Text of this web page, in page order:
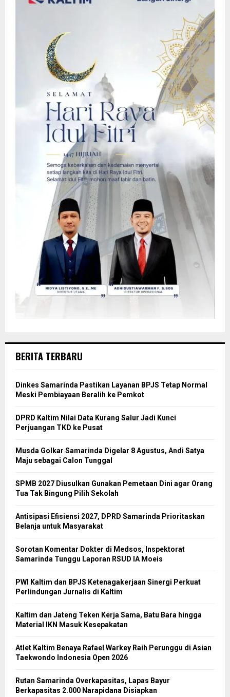
BERITA TERBARU
Dinkes Samarinda Pastikan Layanan BPJS Tetap Normal
Meski Pembiayaan Beralih ke Pemkot
DPRD Kaltim Nilai Data Kurang Salur Jadi Kunci
Perjuangan TKD ke Pusat
Musda Golkar Samarinda Digelar 8 Agustus, Andi Satya
Maju sebagai Calon Tunggal
SPMB 2027 Diusulkan Gunakan Pemetaan Dini agar Orang
Tua Tak Bingung Pilih Sekolah
Antisipasi Efisiensi 2027, DPRD Samarinda Prioritaskan
Belanja untuk Masyarakat
Sorotan Komentar Dokter di Medsos, Inspektorat
Samarinda Tunggu Laporan RSUD IA Moeis
PWI Kaltim dan BPJS Ketenagakerjaan Sinergi Perkuat
Perlindungan Jurnalis di Kaltim
Kaltim dan Jateng Teken Kerja Sama, Batu Bara hingga
Material IKN Masuk Kesepakatan
Atlet Kaltim Benaya Rafael Warkey Raih Perunggu di Asian
Taekwondo Indonesia Open 2026
Rutan Samarinda Overkapasitas, Lapas Bayur
Berkapasitas 2.000 Narapidana Disiapkan